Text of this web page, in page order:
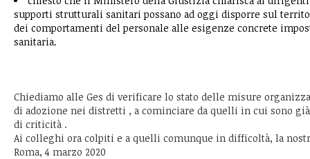
supporti strutturali sanitari possano ad oggi disporre sul
dei comportamenti del personale alle esigenze concrete
sanitaria.
Chiediamo alle Ges di verificare lo stato delle misure
di adozione nei distretti , a cominciare da quelli in cui sono
di criticità .
Ai colleghi ora colpiti e a quelli comunque in difficoltà, la
Roma, 4 marzo 2020